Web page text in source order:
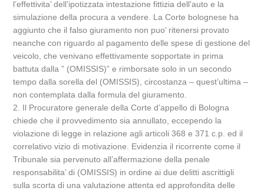
l’effettivita’ dell’ipotizzata intestazione fittizia dell’auto e la
simulazione della procura a vendere. La Corte bolognese ha
aggiunto che il falso giuramento non puo’ ritenersi provato
neanche con riguardo al pagamento delle spese di gestione del
veicolo, che venivano effettivamente sopportate in prima
battuta dalla ” (OMISSIS)” e rimborsate solo in un secondo
tempo dalla sorella del (OMISSIS), circostanza – quest’ultima –
non contemplata dalla formula del giuramento.
2. Il Procuratore generale della Corte d’appello di Bologna
chiede che il provvedimento sia annullato, eccependo la
violazione di legge in relazione agli articoli 368 e 371 c.p. ed il
correlativo vizio di motivazione. Evidenzia il ricorrente come il
Tribunale sia pervenuto all’affermazione della penale
responsabilita’ di (OMISSIS) in ordine ai due delitti ascrittigli
sulla scorta di una valutazione attenta ed approfondita delle